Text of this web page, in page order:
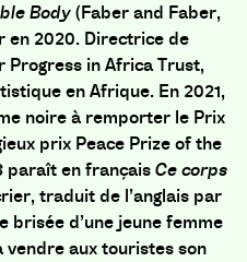
Body(Faber and Faber,
en 2020. Directrice de
Progress in Africa Trust,
en Afrique. En 2021,
noire à remporter le Prix
prix Peace Prize of the
paraît en françaisCe corps
traduit de l’anglais par
brisée d’une jeune femme
vendre aux touristes son